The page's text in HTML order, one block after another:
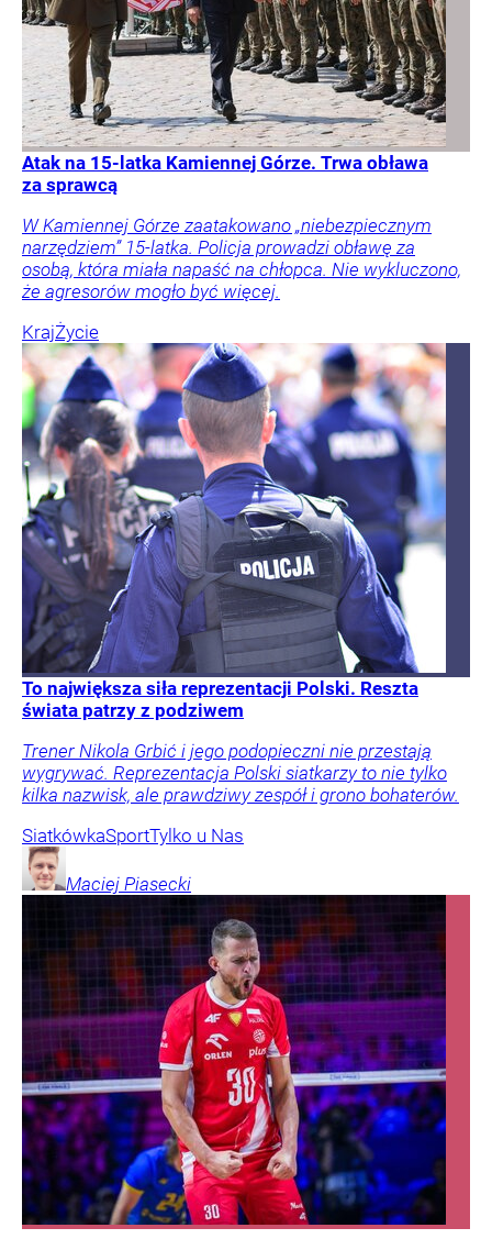
Atak na 15-latka Kamiennej Górze. Trwa obława
za sprawcą
W Kamiennej Górze zaatakowano „niebezpiecznym
narzędziem” 15-latka. Policja prowadzi obławę za
osobą, która miała napaść na chłopca. Nie wykluczono,
że agresorów mogło być więcej.
KrajŻycie
To największa siła reprezentacji Polski. Reszta
świata patrzy z podziwem
Trener Nikola Grbić i jego podopieczni nie przestają
wygrywać. Reprezentacja Polski siatkarzy to nie tylko
kilka nazwisk, ale prawdziwy zespół i grono bohaterów.
SiatkówkaSportTylko u Nas
Maciej Piasecki